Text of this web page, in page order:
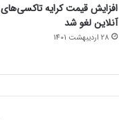
افزایش قیمت کرایه تاکسی‌های
آنلاین لغو شد
28 اردیبهشت 1401